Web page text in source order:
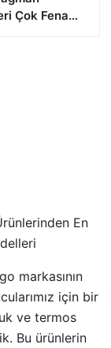
Çok Fena
En
markasının
için bir
ve termos
Bu ürünlerin